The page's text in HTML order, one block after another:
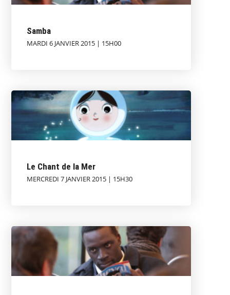
Samba
MARDI 6 JANVIER 2015 | 15H00
Le Chant de la Mer
MERCREDI 7 JANVIER 2015 | 15H30